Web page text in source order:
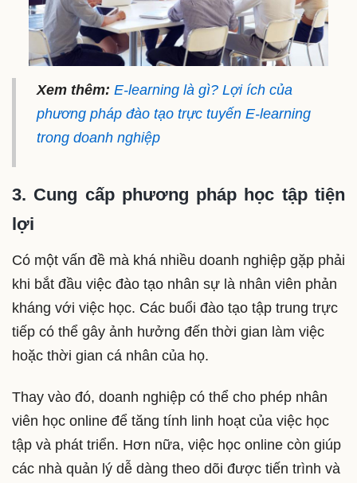
Xem thêm: E-learning là gì? Lợi ích của
phương pháp đào tạo trực tuyến E-learning
trong doanh nghiệp
3. Cung cấp phương pháp học tập tiện
lợi
Có một vấn đề mà khá nhiều doanh nghiệp gặp phải
khi bắt đầu việc đào tạo nhân sự là nhân viên phản
kháng với việc học. Các buổi đào tạo tập trung trực
tiếp có thể gây ảnh hưởng đến thời gian làm việc
hoặc thời gian cá nhân của họ.
Thay vào đó, doanh nghiệp có thể cho phép nhân
viên học online để tăng tính linh hoạt của việc học
tập và phát triển. Hơn nữa, việc học online còn giúp
các nhà quản lý dễ dàng theo dõi được tiến trình và